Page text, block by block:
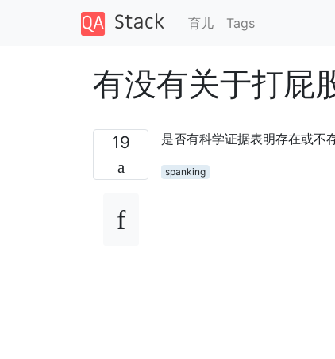
育儿 Tags
有没有关于打屁
19 是否有科学证据表明存在或不
spanking